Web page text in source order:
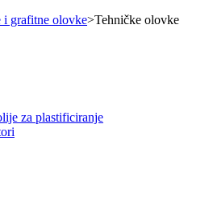
i grafitne olovke>Tehničke olovke
za plastificiranje